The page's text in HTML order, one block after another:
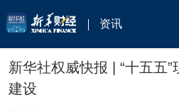
资讯
新华社权威快报 | “十五五
建设